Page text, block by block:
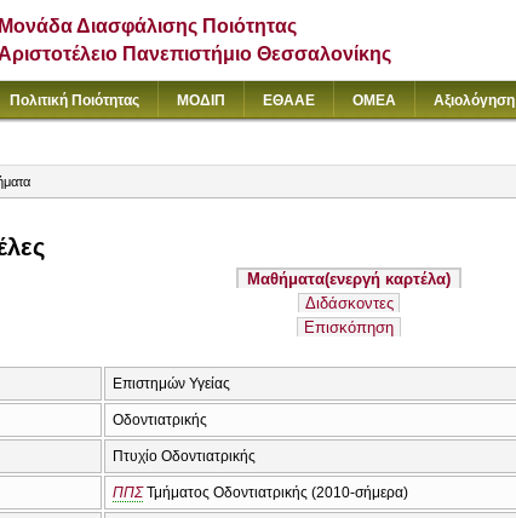
Μονάδα Διασφάλισης Ποιότητας
Πανεπιστήμιο Θεσσαλονίκης
Πολιτική Ποιότητας ΜΟΔΙΠ ΕΘΑΑΕ ΟΜΕΑ Αξιολόγηση
Μαθήματα(ενεργή καρτέλα)
Διδάσκοντες
Επισκόπηση
Επιστημών Υγείας
Οδοντιατρικής
Πτυχίο Οδοντιατρικής
ΠΠΣΤμήματος Οδοντιατρικής (2010-σήμερα)